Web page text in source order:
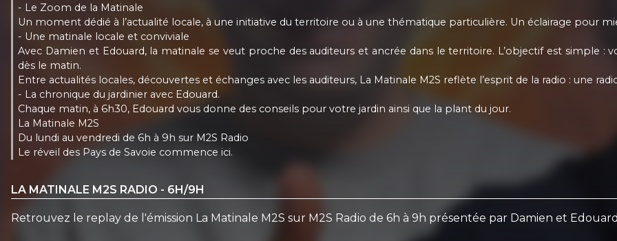
- Le Zoom de la Matinale
Un moment dédié à l’actualité locale, à une initiative du territoire ou à une thématique particulière. Un éclairage pour
- Une matinale locale et conviviale
Avec Damien et Edouard, la matinale se veut proche des auditeurs et ancrée dans le territoire. L’objectif est simple
dès le matin.
Entre actualités locales, découvertes et échanges avec les auditeurs, La Matinale M2S reflète l’esprit de la radio : une
- La chronique du jardinier avec Edouard.
Chaque matin, à 6h30, Edouard vous donne des conseils pour votre jardin ainsi que la plant du jour.
La Matinale M2S
Du lundi au vendredi de 6h à 9h sur M2S Radio
Le réveil des Pays de Savoie commence ici.
LA MATINALE M2S RADIO - 6H/9H
Retrouvez le replay de l'émission La Matinale M2S sur M2S Radio de 6h à 9h présentée par Damien et